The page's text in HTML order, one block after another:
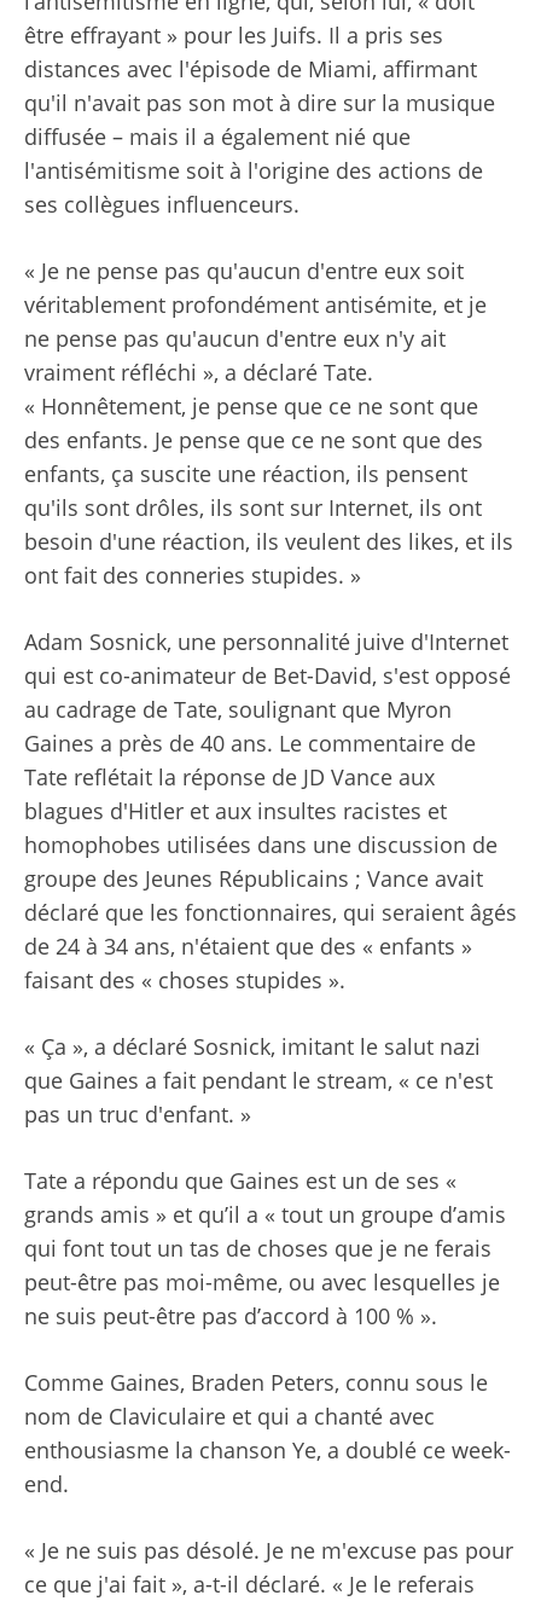
être effrayant » pour les Juifs. Il a pris ses
distances avec l'épisode de Miami, affirmant
qu'il n'avait pas son mot à dire sur la musique
diffusée – mais il a également nié que
l'antisémitisme soit à l'origine des actions de
ses collègues influenceurs.
« Je ne pense pas qu'aucun d'entre eux soit
véritablement profondément antisémite, et je
ne pense pas qu'aucun d'entre eux n'y ait
vraiment réfléchi », a déclaré Tate.
« Honnêtement, je pense que ce ne sont que
des enfants. Je pense que ce ne sont que des
enfants, ça suscite une réaction, ils pensent
qu'ils sont drôles, ils sont sur Internet, ils ont
besoin d'une réaction, ils veulent des likes, et ils
ont fait des conneries stupides. »
Adam Sosnick, une personnalité juive d'Internet
qui est co-animateur de Bet-David, s'est opposé
au cadrage de Tate, soulignant que Myron
Gaines a près de 40 ans. Le commentaire de
Tate reflétait la réponse de JD Vance aux
blagues d'Hitler et aux insultes racistes et
homophobes utilisées dans une discussion de
groupe des Jeunes Républicains ; Vance avait
déclaré que les fonctionnaires, qui seraient âgés
de 24 à 34 ans, n'étaient que des « enfants »
faisant des « choses stupides ».
« Ça », a déclaré Sosnick, imitant le salut nazi
que Gaines a fait pendant le stream, « ce n'est
pas un truc d'enfant. »
Tate a répondu que Gaines est un de ses «
grands amis » et qu’il a « tout un groupe d’amis
qui font tout un tas de choses que je ne ferais
peut-être pas moi-même, ou avec lesquelles je
ne suis peut-être pas d’accord à 100 % ».
Comme Gaines, Braden Peters, connu sous le
nom de Claviculaire et qui a chanté avec
enthousiasme la chanson Ye, a doublé ce week-
end.
« Je ne suis pas désolé. Je ne m'excuse pas pour
ce que j'ai fait », a-t-il déclaré. « Je le referais